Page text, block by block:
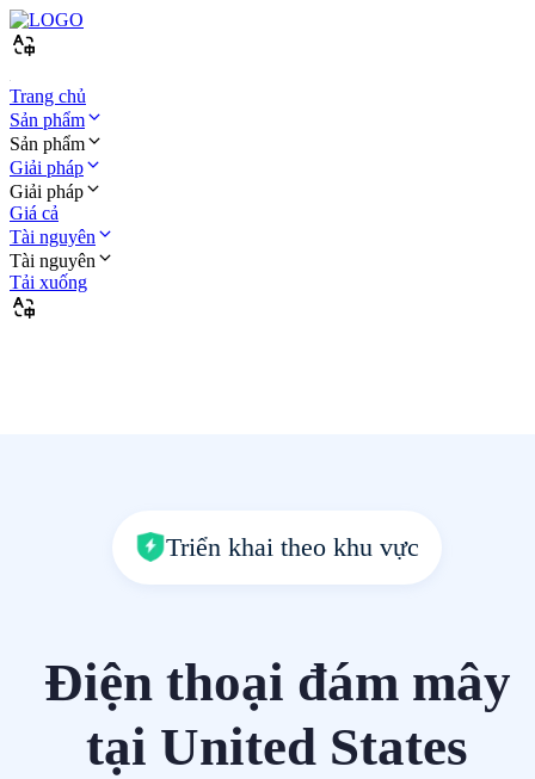
Trang chủ
Sản phẩm
Sản phẩm
Giải pháp
Giải pháp
Giá cả
Tài nguyên
Tài nguyên
Tải xuống
Triển khai theo khu vực
Điện thoại đám mây
tại United States